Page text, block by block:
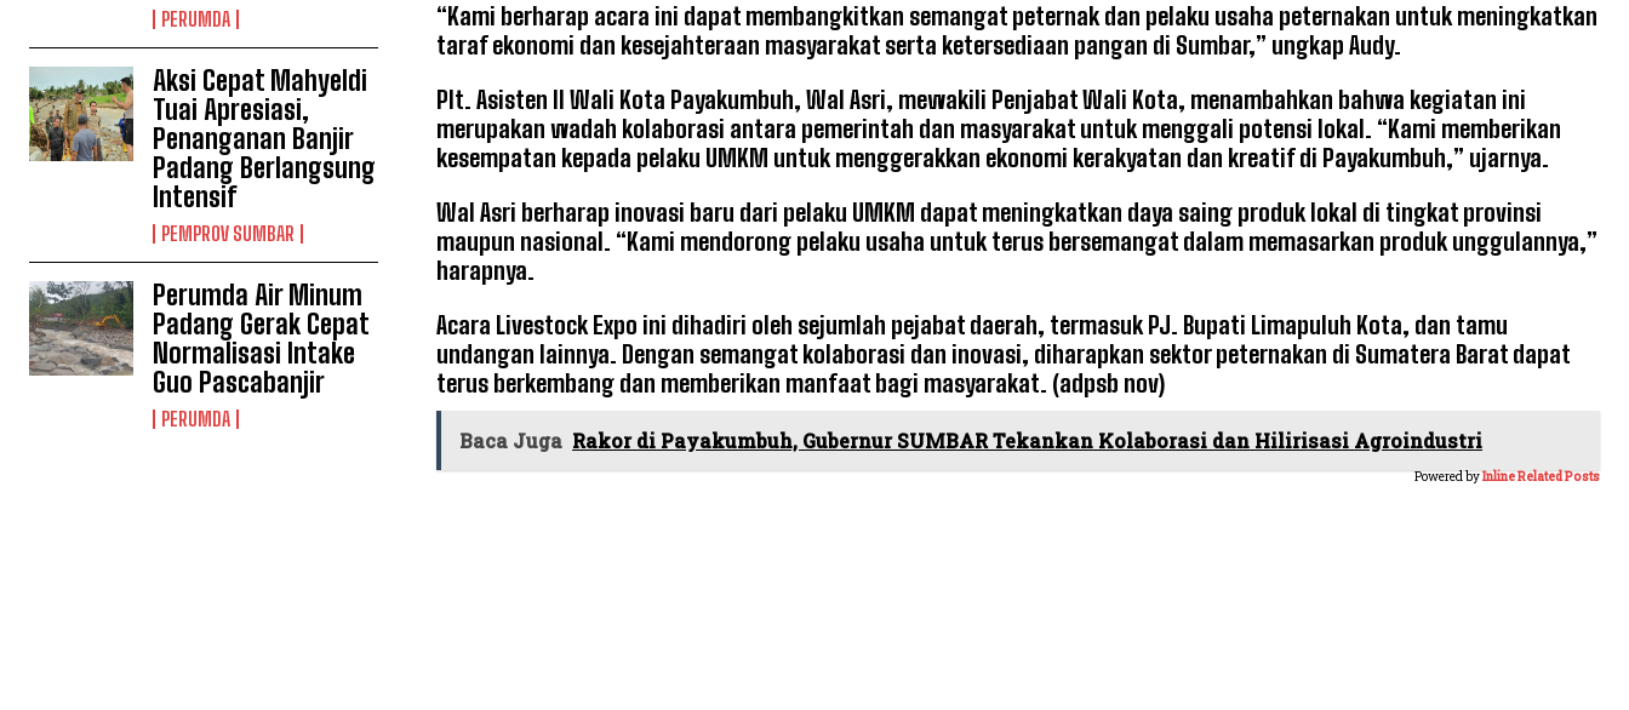
PERUMDA
Aksi Cepat Mahyeldi
Tuai Apresiasi,
Penanganan Banjir
Padang Berlangsung
Intensif
PEMPROV SUMBAR
Perumda Air Minum
Padang Gerak Cepat
Normalisasi Intake
Guo Pascabanjir
PERUMDA
“Kami berharap acara ini dapat membangkitkan semangat peternak dan pelaku usaha peternakan untuk meningkatkan
taraf ekonomi dan kesejahteraan masyarakat serta ketersediaan pangan di Sumbar,” ungkap Audy.
Plt. Asisten II Wali Kota Payakumbuh, Wal Asri, mewakili Penjabat Wali Kota, menambahkan bahwa kegiatan ini
merupakan wadah kolaborasi antara pemerintah dan masyarakat untuk menggali potensi lokal. “Kami memberikan
kesempatan kepada pelaku UMKM untuk menggerakkan ekonomi kerakyatan dan kreatif di Payakumbuh,” ujarnya.
Wal Asri berharap inovasi baru dari pelaku UMKM dapat meningkatkan daya saing produk lokal di tingkat provinsi
maupun nasional. “Kami mendorong pelaku usaha untuk terus bersemangat dalam memasarkan produk unggulannya,”
harapnya.
Acara Livestock Expo ini dihadiri oleh sejumlah pejabat daerah, termasuk PJ. Bupati Limapuluh Kota, dan tamu
undangan lainnya. Dengan semangat kolaborasi dan inovasi, diharapkan sektor peternakan di Sumatera Barat dapat
terus berkembang dan memberikan manfaat bagi masyarakat. (adpsb nov)
Baca Juga Rakor di Payakumbuh, Gubernur SUMBAR Tekankan Kolaborasi dan Hilirisasi Agroindustri
Powered byInline Related Posts